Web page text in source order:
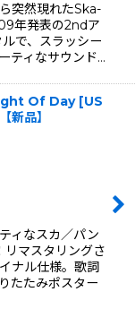
突然現れたSka-
年発表の2ndア
で、スラッシー
ティなサウンド…
Of Day [US
品】
ィなスカ／パン
マスタリングさ
ナル仕様。歌詞
たたみポスター